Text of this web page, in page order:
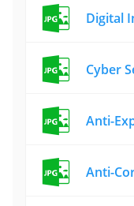
Digital
Cyber
Anti-
Anti-